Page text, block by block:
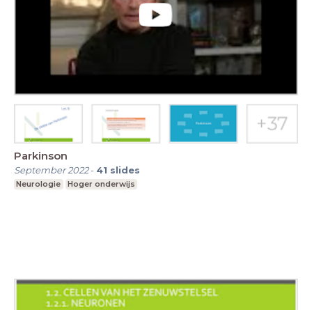
Parkinson
September 2022- 41 slides
Neurologie Hoger onderwijs